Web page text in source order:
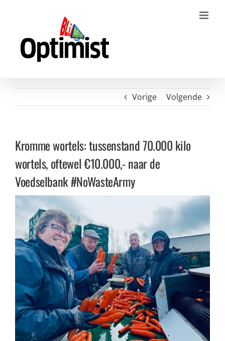
Vorige Volgende
Kromme wortels: tussenstand 70.000 kilo
wortels, oftewel €10.000,- naar de
Voedselbank #NoWasteArmy